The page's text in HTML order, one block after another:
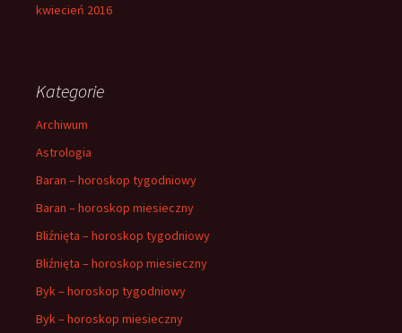
kwiecień 2016
Kategorie
Archiwum
Astrologia
Baran – horoskop tygodniowy
Baran – horoskop miesieczny
Bliźnięta – horoskop tygodniowy
Bliźnięta – horoskop miesieczny
Byk – horoskop tygodniowy
Byk – horoskop miesieczny